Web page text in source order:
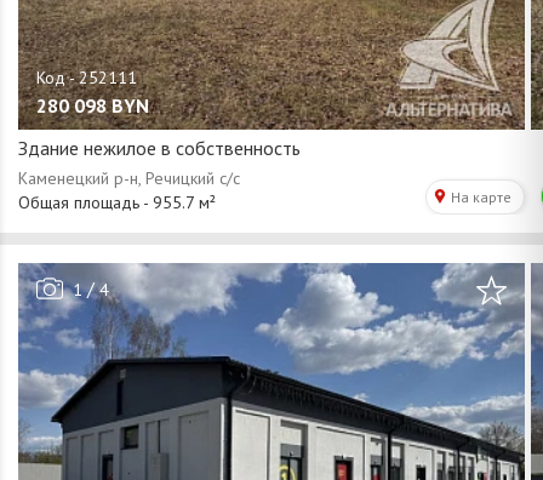
280 098 BYN
Здание нежилое в собственность
1/4